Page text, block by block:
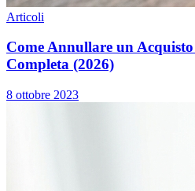
Articoli
Come Annullare un
Completa (2026)
8 ottobre 2023